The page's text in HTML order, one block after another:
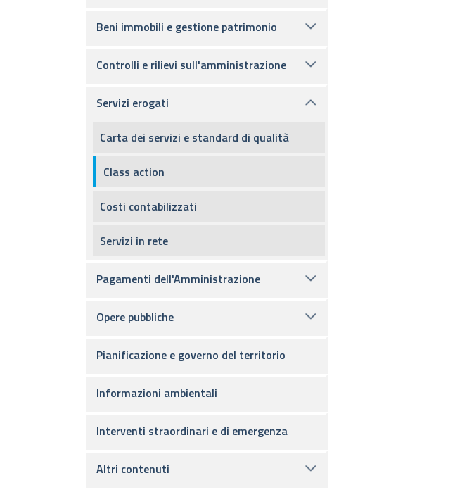
Beni immobili e gestione patrimonio
Controlli e rilievi sull'amministrazione
Servizi erogati
Carta dei servizi e standard di qualità
Class action
Costi contabilizzati
Servizi in rete
Pagamenti dell'Amministrazione
Opere pubbliche
Pianificazione e governo del territorio
Informazioni ambientali
Interventi straordinari e di emergenza
Altri contenuti